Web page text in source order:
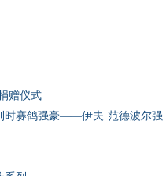
赠仪式
时赛鸽强豪——伊夫·范德波尔强